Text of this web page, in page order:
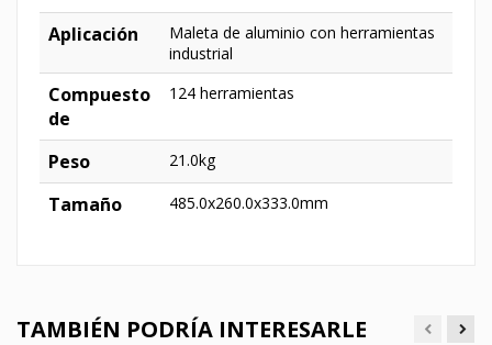
Aplicación
Maleta de aluminio con herramientas
industrial
Compuesto
de
124 herramientas
Peso 21.0kg
Tamaño 485.0x260.0x333.0mm
TAMBIÉN PODRÍA INTERESARLE